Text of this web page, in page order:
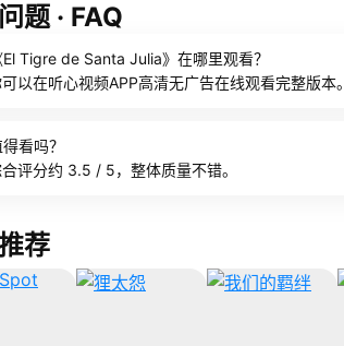
题 · FAQ
El Tigre de Santa Julia》在哪里观看？
以在听心视频APP高清无广告在线观看完整版本。
看吗？
评分约 3.5 / 5，整体质量不错。
荐